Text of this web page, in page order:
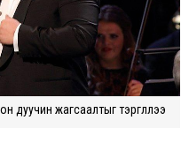
дуучин жагсаалтыг тэргүүллээ